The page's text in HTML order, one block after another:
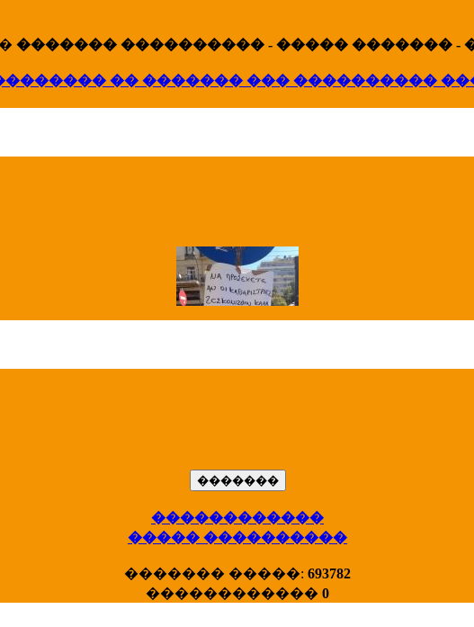
������� ���������� - ����� ������� -
�� ������� ��� ����������
X�����
����� HotStat
...
������������
����� ����������
������� �����: 693782
������������ 0